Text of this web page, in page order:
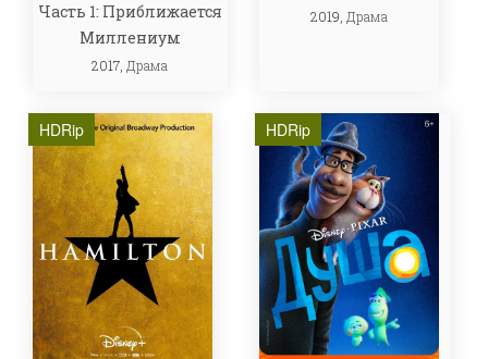
Часть 1: Приближается
Миллениум
2017, Драма
2019,Драма
HDRip HDRip